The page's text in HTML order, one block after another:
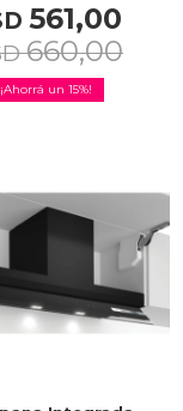
561,00
660,00
15